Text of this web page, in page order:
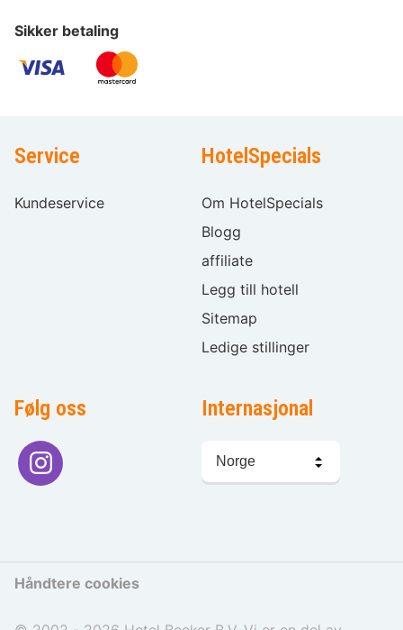
Sikker betaling
Service
Kundeservice
HotelSpecials
Om HotelSpecials
Blogg
affiliate
Legg till hotell
Sitemap
Ledige stillinger
Følg oss Internasjonal
Håndtere cookies